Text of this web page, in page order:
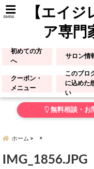
menu
【エイ
ア専門
初めての方
へ
サロン情
クーポン・
メニュー
このブロ
に込めた
い
無料相談・お
ホーム
IMG_1856.JPG